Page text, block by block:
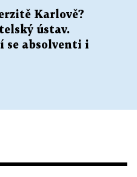
Karlově?
ústav.
se absolventi i